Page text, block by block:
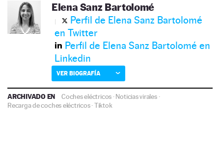
Elena Sanz Bartolomé
Perfil de Elena Sanz Bartolomé
en Twitter
Perfil de Elena Sanz Bartolomé en
Linkedin
VER BIOGRAFÍA
ARCHIVADO EN Coches eléctricos ·Noticias virales·
Recarga de coches eléctricos·Tiktok